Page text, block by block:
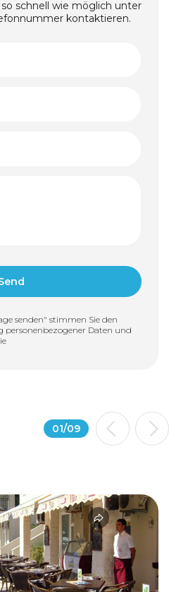
| Massagestudio |
(7–8 Zimmer, einige mit
schnell wie möglich unter
kontaktieren.
senden" stimmen Sie den
personenbezogener Daten und
01/09